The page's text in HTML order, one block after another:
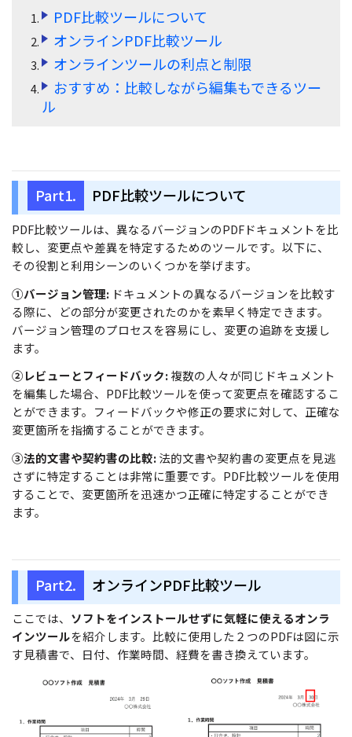
PDF を Excel に変換
PDF を圧縮
PDF を結合
ページ処理
トリミング
一括処理
PDF データ抽出
PDF 保護
PDF 電子署名
閲覧・活用
PDF 閲覧
PDF 印刷
PDF 翻訳
AI ツール
テレワークに関する
活用教室
年賀状テンプレート
履歴書テンプレート
動画で学ぶ
システム要件
お問い合わせ
専門スタッフ直通
050-3066-4378
受付 月~金 10:00-13:00 / 15:00-19:30
ユーザーの声
PDF比較ツールについて
オンラインPDF比較ツール
オンラインツールの利点と制限
おすすめ：比較しながら編集もできるツー
ル
Part1. PDF比較ツールについて
PDF比較ツールは、異なるバージョンのPDFドキュメントを比
較し、変更点や差異を特定するためのツールです。以下に、
その役割と利用シーンのいくつかを挙げます。
①バージョン管理: ドキュメントの異なるバージョンを比較す
る際に、どの部分が変更されたのかを素早く特定できます。
バージョン管理のプロセスを容易にし、変更の追跡を支援し
ます。
②レビューとフィードバック:複数の人々が同じドキュメント
を編集した場合、PDF比較ツールを使って変更点を確認するこ
とができます。フィードバックや修正の要求に対して、正確な
変更箇所を指摘することができます。
③法的文書や契約書の比較:法的文書や契約書の変更点を見逃
さずに特定することは非常に重要です。PDF比較ツールを使用
することで、変更箇所を迅速かつ正確に特定することができ
ます。
Part2. オンラインPDF比較ツール
ここでは、 ソフトをインストールせずに気軽に使えるオンラ
インツールを紹介します。比較に使用した２つのPDFは図に示
す見積書で、日付、作業時間、経費を書き換えています。